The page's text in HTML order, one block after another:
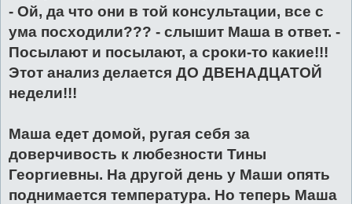
- Ой, да что они в той консультации, все с
ума посходили??? - слышит Маша в ответ. -
Посылают и посылают, а сроки-то какие!!!
Этот анализ делается ДО ДВЕНАДЦАТОЙ
недели!!!
Маша едет домой, ругая себя за
доверчивость к любезности Тины
Георгиевны. На другой день у Маши опять
поднимается температура. Но теперь Маша